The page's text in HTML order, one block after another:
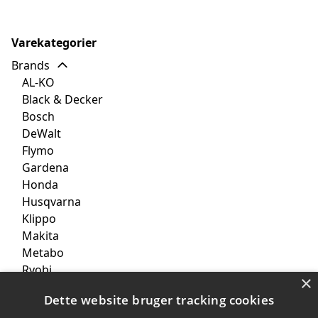
Varekategorier
Brands
AL-KO
Black & Decker
Bosch
DeWalt
Flymo
Gardena
Honda
Husqvarna
Klippo
Makita
Metabo
Ryobi
Texas
×
Dette website bruger tracking cookies